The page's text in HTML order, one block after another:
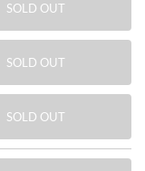
SOLD OUT
SOLD OUT
SOLD OUT